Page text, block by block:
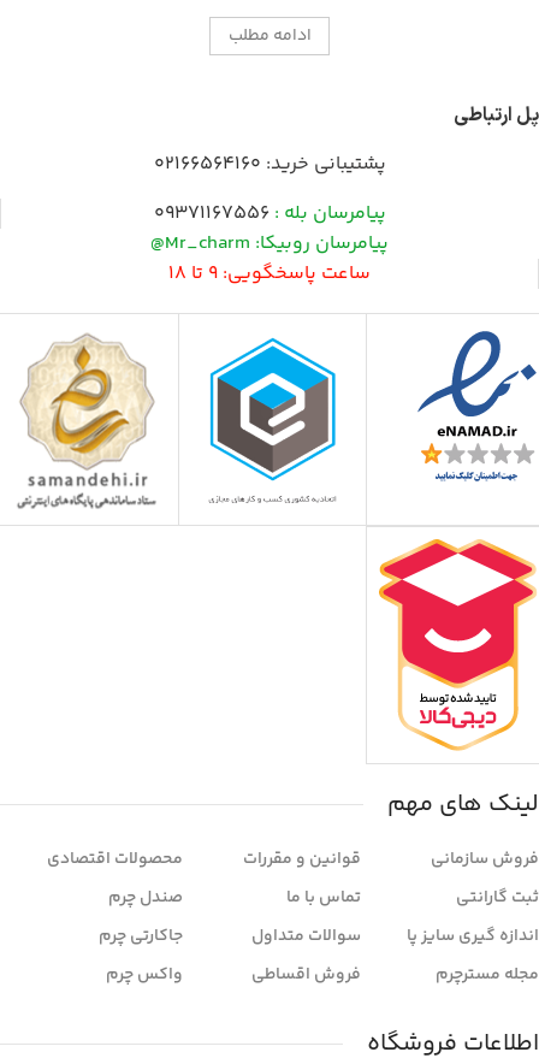
ادامه مطلب
پل ارتباطی
پشتیبانی خرید: 02166564160
پیامرسان بله : 09371167556
پیامرسان روبیکا: Mr_charm@
ساعت پاسخگویی: 9 تا 18
لینک های مهم
فروش سازمانی
ثبت گارانتی
اندازه گیری سایز پا
مجله مسترچرم
قوانین و مقررات
تماس با ما
سوالات متداول
فروش اقساطی
محصولات اقتصادی
صندل چرم
جاکارتی چرم
واکس چرم
اطلاعات فروشگاه